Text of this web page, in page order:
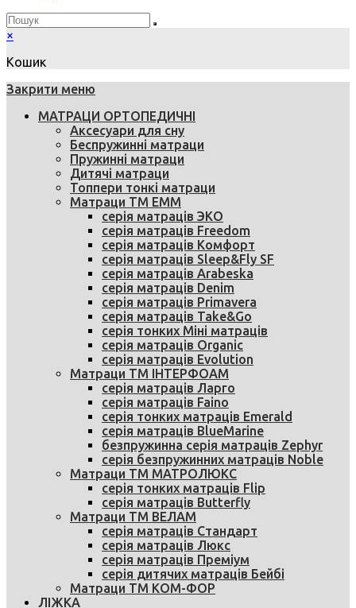
×
Кошик
Закрити меню
МАТРАЦИ ОРТОПЕДИЧНІ
Аксесуари для сну
Беспружинні матраци
Пружинні матраци
Дитячі матраци
Топпери тонкі матраци
Матраци ТМ ЕММ
серія матраців ЭКО
серія матраців Freedom
серія матраців Комфорт
серія матраців Sleep&Fly SF
серія матраців Arabeska
серія матраців Denim
серія матраців Primavera
серія матраців Take&Go
серія тонких Міні матраців
серія матраців Organic
серія матраців Evolution
Матраци ТМ ІНТЕРФОАМ
серія матраців Ларго
серія матраців Faino
серія тонких матраців Emerald
серія матраців BlueMarine
безпружинна серія матраців Zephyr
серія безпружинних матраців Noble
Матраци ТМ МАТРОЛЮКС
серія тонких матраців Flip
серія матраців Butterfly
Матраци ТМ ВЕЛАМ
серія матраців Стандарт
серія матраців Люкс
серія матраців Преміум
серія дитячих матраців Бейбі
Матраци ТМ КОМ-ФОР
ЛІЖКА